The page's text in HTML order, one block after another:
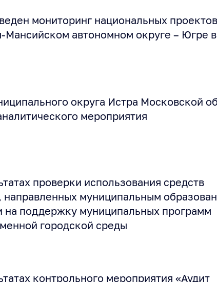
мониторинг национальных
Мансийском автономном округе – Югре
округа Истра Московской
мероприятия
проверки использования средств
направленных муниципальным
на поддержку муниципальных программ
городской среды
контрольного мероприятия «Аудит